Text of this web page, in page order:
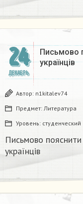
24
ДЕКАБРЬ
Письмово
українців
Автор: n1kitalev74
Предмет: Литература
Уровень: студенческий
Письмово
українців